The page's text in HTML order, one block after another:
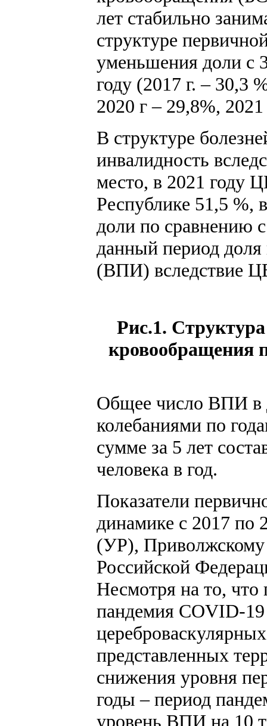
лет стабильно
структуре
уменьшения доли с
году (2017 г. – 30,3
2020 г – 29,8%,
В структуре
инвалидность
место, в 2021 году
Республике 51,5 %,
доли по сравнению
данный период
(ВПИ) вследствие
Рис.1.
кровообращения
Общее число ВПИ в
колебаниями по
сумме за 5 лет
человека в год.
Показатели
динамике с 2017 по
(УР),
Российской
Несмотря на то,
пандемия COVID-19
представленных
снижения уровня
годы – период
уровень ВПИ на 10